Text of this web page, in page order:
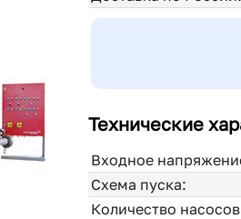
Технические
Входное
Схема пуска:
Количество